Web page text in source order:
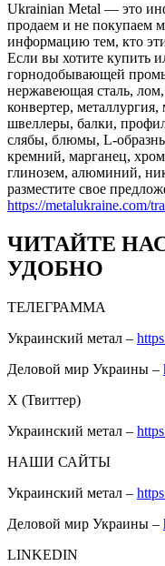
Ukrainian Metal — это
продаем и не покупаем
информацию тем, кто
Если вы хотите купить
горнодобывающей
нержавеющая сталь,
конвертер,
швеллеры, балки,
слябы, блюмы, L-
кремний, марганец,
глинозем, алюминий,
разместите свое
https://metalukraine.com/
ЧИТАЙТЕ
УДОБНО
ТЕЛЕГРАММА
Украинский метал –
Деловой мир Украины –
Х (Твиттер)
Украинский метал –
НАШИ САЙТЫ
Украинский метал –
Деловой мир Украины –
LINKEDIN